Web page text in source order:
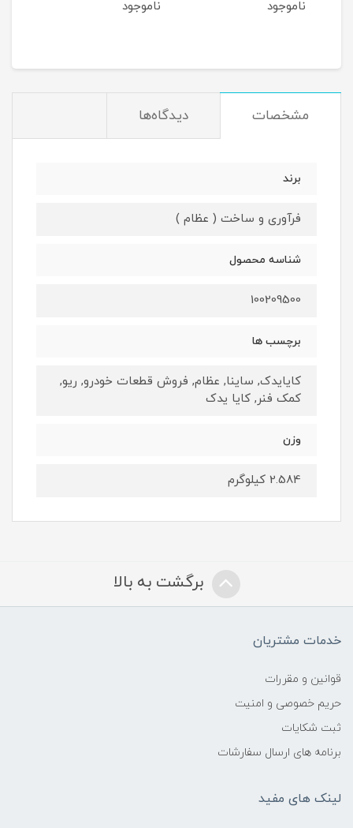
ناموجود ناموجود
مشخصات دیدگاه‌ها
برند
فرآوری و ساخت ( عظام )
شناسه محصول
100209500
برچسب ها
کایایدک, ساینا, عظام, فروش قطعات خودرو, ریو,
کمک فنر, کایا یدک
وزن
2.584 کیلوگرم
برگشت به بالا
خدمات مشتریان
قوانین و مقررات
حریم خصوصی و امنیت
ثبت شکایات
برنامه های ارسال سفارشات
لینک های مفید